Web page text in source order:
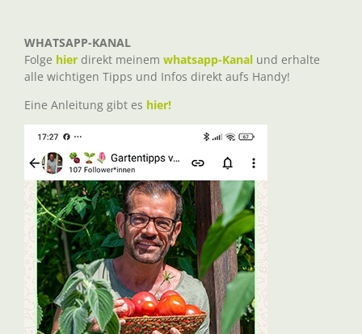
WHATSAPP-KANAL
Folge hier direkt meinem whatsapp-Kanal und erhalte
alle wichtigen Tipps und Infos direkt aufs Handy!
Eine Anleitung gibt es hier!